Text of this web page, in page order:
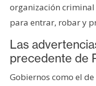
organización
para entrar, robar y
Las
precedente de
Gobiernos como el